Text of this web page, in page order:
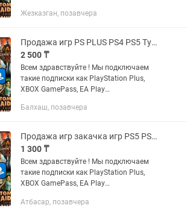
XBOX STORE: FC25, WUKONG, ASTRO
DUTY...
Жезказган, позавчера
Продажа игр PS PLUS PS4 PS5 Турция Украина PSN PS Store Подписка Xbox
2 500 ₸
Всем здравствуйте ! Мы подключаем
такие подписки как PlayStation Plus,
XBOX GamePass, EA Play
XBOX STORE: FC25, WUKONG, ASTRO
DUTY...
Балхаш, позавчера
Продажа игр закачка игр PS5 PS4 Подписки Extra Deluxe Xbox psn
1 300 ₸
Всем здравствуйте ! Мы подключаем
такие подписки как PlayStation Plus,
XBOX GamePass, EA Play
XBOX STORE: FC25, WUKONG, ASTRO
Атбасар, позавчера